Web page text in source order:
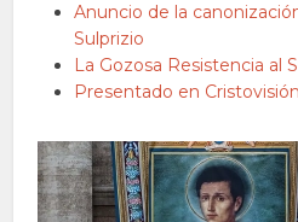
Anuncio de la
Sulprizio
La Gozosa Resistencia al
Presentado en Cristovisión